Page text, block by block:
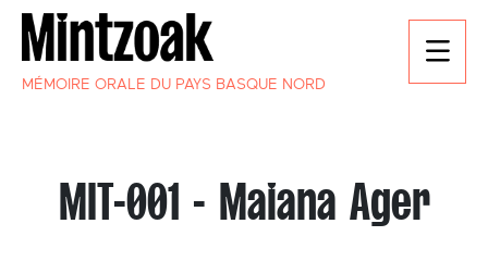
MÉMOIRE ORALE DU PAYS BASQUE NORD
MIT-001 - Maiana Ager